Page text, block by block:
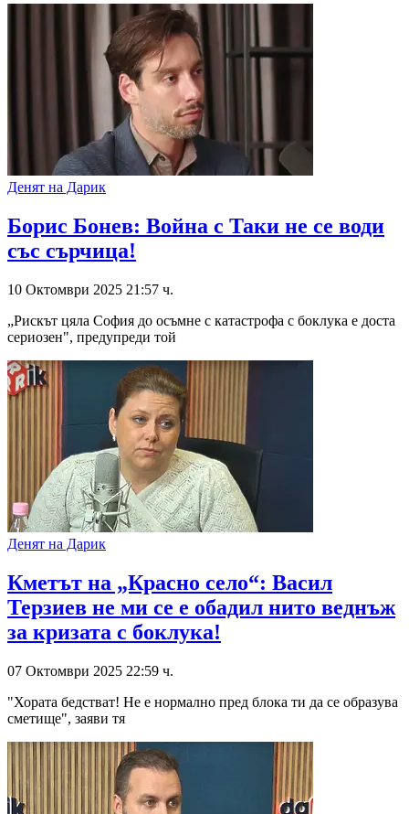
Денят на Дарик
Борис Бонев: Война с Таки не се води
със сърчица!
10 Октомври 2025 21:57 ч.
„Рискът цяла София до осъмне с катастрофа с боклука е доста
сериозен", предупреди той
Денят на Дарик
Кметът на „Красно село“: Васил
Терзиев не ми се е обадил нито веднъж
за кризата с боклука!
07 Октомври 2025 22:59 ч.
"Хората бедстват! Не е нормално пред блока ти да се образува
сметище", заяви тя